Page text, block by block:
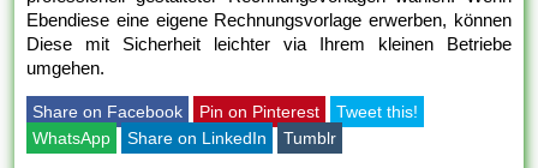
Ebendiese eine eigene Rechnungsvorlage erwerben, können
Diese mit Sicherheit leichter via Ihrem kleinen Betriebe
umgehen.
Share on Facebook Pin on Pinterest
Tweet this!
WhatsApp
Share on LinkedIn Tumblr